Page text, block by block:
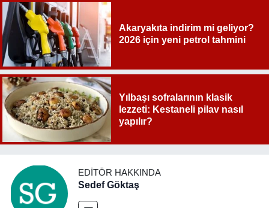
Akaryakıta indirim mi geliyor?
2026 için yeni petrol tahmini
Yılbaşı sofralarının klasik
lezzeti: Kestaneli pilav nasıl
yapılır?
EDITÖR HAKKINDA
Sedef Göktaş